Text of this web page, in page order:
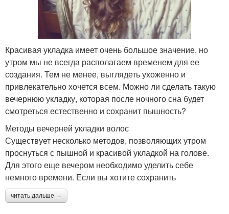
Красивая укладка имеет очень большое значение, но
утром мы не всегда располагаем временем для ее
создания. Тем не менее, выглядеть ухоженно и
привлекательно хочется всем. Можно ли сделать такую
вечернюю укладку, которая после ночного сна будет
смотреться естественно и сохранит пышность?
Методы вечерней укладки волос
Существует несколько методов, позволяющих утром
проснуться с пышной и красивой укладкой на голове.
Для этого еще вечером необходимо уделить себе
немного времени. Если вы хотите сохранить
читать дальше →